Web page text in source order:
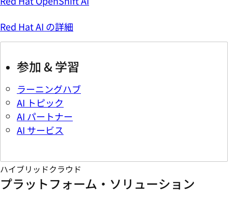
Red Hat AI の詳細
参加 & 学習
ラーニングハブ
AI トピック
AI パートナー
AI サービス
ハイブリッドクラウド
プラットフォーム・ソリューション